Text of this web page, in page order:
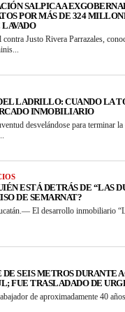
SALPICA A
POR MÁS DE 324
LAVADO
Justo Rivera Parrazales,
LADRILLO: CUANDO LA
INMOBILIARIO
desvelándose para terminar la
ESTÁ DETRÁS DE “LAS
DE SEMARNAT?
El desarrollo inmobiliario
SEIS METROS DURANTE
FUE TRASLADADO DE
de aproximadamente 40